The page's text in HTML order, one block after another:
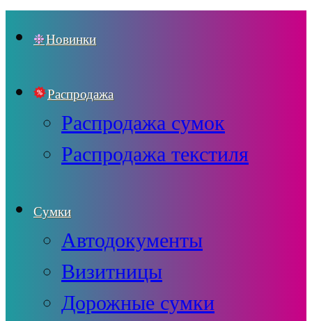
Новинки
Распродажа
Распродажа сумок
Распродажа текстиля
Сумки
Автодокументы
Визитницы
Дорожные сумки